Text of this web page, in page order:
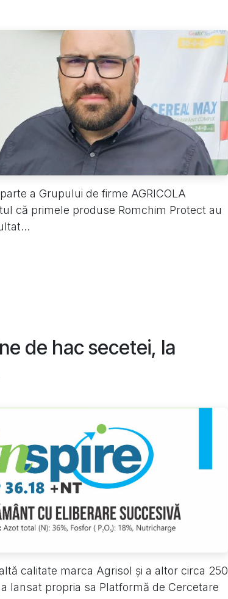
a Grupului de firme AGRICOLA
că primele produse Romchim Protect au
de hac secetei, la
calitate marca Agrisol și a altor circa 250
lansat propria sa Platformă de Cercetare